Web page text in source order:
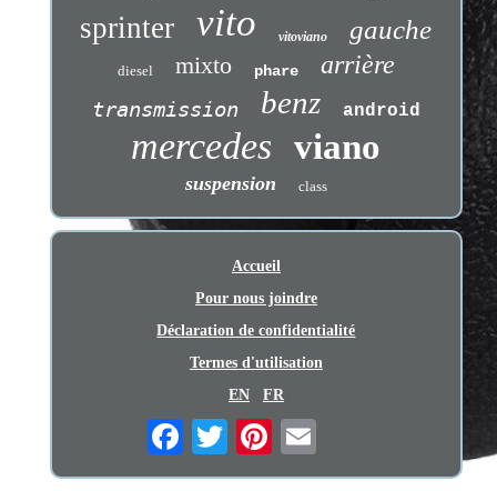
sprinter vito vitoviano gauche
diesel mixto phare arrière
transmission benz android
mercedes viano
suspension class
Accueil
Pour nous joindre
Déclaration de confidentialité
Termes d'utilisation
EN
FR